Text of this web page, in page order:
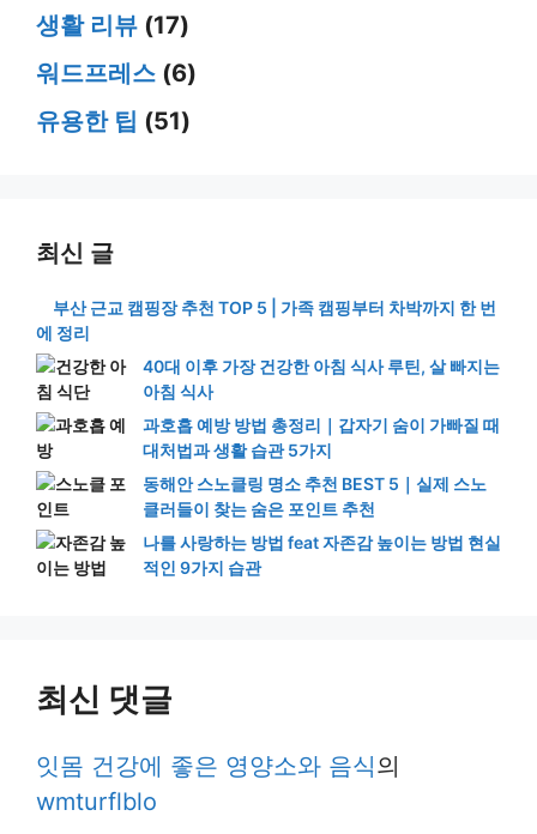
생활 리뷰 (17)
워드프레스 (6)
유용한 팁 (51)
최신 글
부산 근교 캠핑장 추천 TOP 5 | 가족 캠핑부터 차박까지 한 번
에 정리
40대 이후 가장 건강한 아침 식사 루틴, 살 빠지는
아침 식사
과호흡 예방 방법 총정리｜갑자기 숨이 가빠질 때
대처법과 생활 습관 5가지
동해안 스노클링 명소 추천 BEST 5｜실제 스노
클러들이 찾는 숨은 포인트 추천
나를 사랑하는 방법 feat 자존감 높이는 방법 현실
적인 9가지 습관
최신 댓글
잇몸 건강에 좋은 영양소와 음식의
wmturflblo